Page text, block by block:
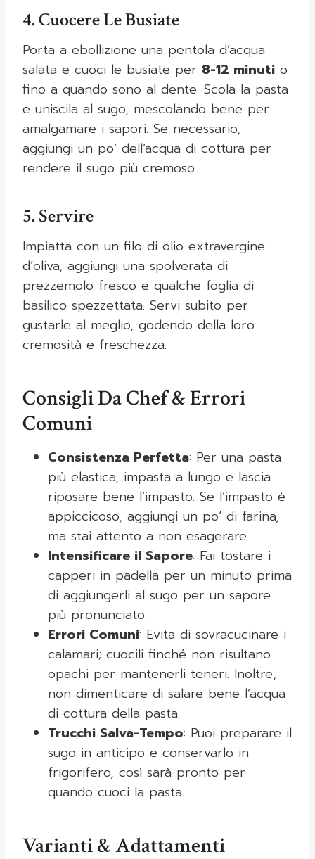
4. Cuocere Le Busiate
Porta a ebollizione una pentola d’acqua
salata e cuoci le busiate per 8-12 minuti o
fino a quando sono al dente. Scola la pasta
e uniscila al sugo, mescolando bene per
amalgamare i sapori. Se necessario,
aggiungi un po’ dell’acqua di cottura per
rendere il sugo più cremoso.
5. Servire
Impiatta con un filo di olio extravergine
d’oliva, aggiungi una spolverata di
prezzemolo fresco e qualche foglia di
basilico spezzettata. Servi subito per
gustarle al meglio, godendo della loro
cremosità e freschezza.
Consigli Da Chef & Errori
Comuni
Consistenza Perfetta: Per una pasta
più elastica, impasta a lungo e lascia
riposare bene l’impasto. Se l’impasto è
appiccicoso, aggiungi un po’ di farina,
ma stai attento a non esagerare.
Intensificare il Sapore: Fai tostare i
capperi in padella per un minuto prima
di aggiungerli al sugo per un sapore
più pronunciato.
Errori Comuni: Evita di sovracucinare i
calamari; cuocili finché non risultano
opachi per mantenerli teneri. Inoltre,
non dimenticare di salare bene l’acqua
di cottura della pasta.
Trucchi Salva-Tempo: Puoi preparare il
sugo in anticipo e conservarlo in
frigorifero, così sarà pronto per
quando cuoci la pasta.
Varianti & Adattamenti